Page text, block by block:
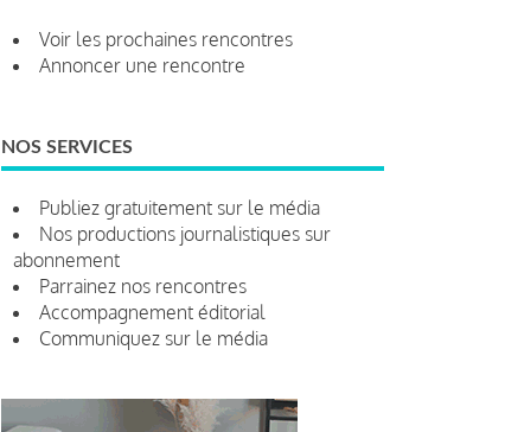
Voir les prochaines rencontres
Annoncer une rencontre
NOS SERVICES
Publiez gratuitement sur le média
Nos productions journalistiques sur
abonnement
Parrainez nos rencontres
Accompagnement éditorial
Communiquez sur le média